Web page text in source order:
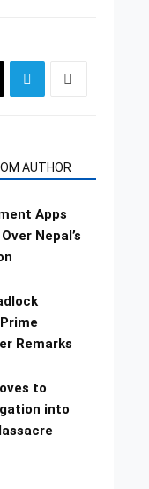
AUTHOR
Apps
Nepal’s
Remarks
to
into